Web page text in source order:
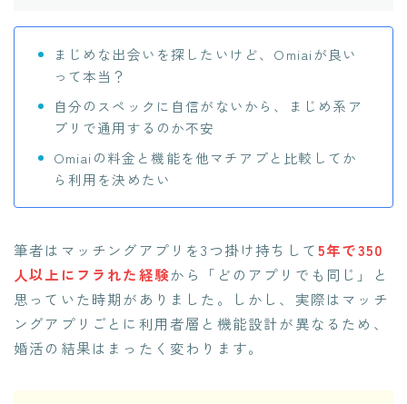
まじめな出会いを探したいけど、Omiaiが良い
って本当？
自分のスペックに自信がないから、まじめ系ア
プリで通用するのか不安
Omiaiの料金と機能を他マチアプと比較してか
ら利用を決めたい
筆者はマッチングアプリを3つ掛け持ちして5年で350
人以上にフラれた経験から「どのアプリでも同じ」と
思っていた時期がありました。しかし、実際はマッチ
ングアプリごとに利用者層と機能設計が異なるため、
婚活の結果はまったく変わります。